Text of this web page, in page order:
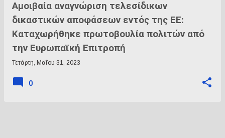
Aμοιβαία αναγνώριση τελεσίδικων
δικαστικών αποφάσεων εντός της ΕΕ:
Καταχωρήθηκε πρωτοβουλία πολιτών από
την Ευρωπαϊκή Επιτροπή
Τετάρτη, Μαΐου 31, 2023
0